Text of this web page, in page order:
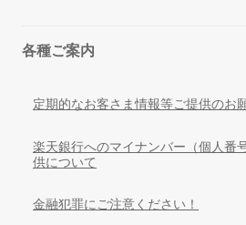
各種ご案内
定期的なお客さま情報等ご提供のお
楽天銀行へのマイナンバー（個人番
供について
金融犯罪にご注意ください！